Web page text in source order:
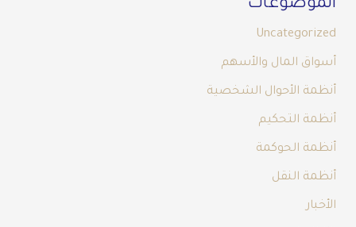
الموضوعات
Uncategorized
أسواق المال والأسهم
أنظمة الأحوال الشخصية
أنظمة التحكيم
أنظمة الحوكمة
أنظمة النقل
الأخبار